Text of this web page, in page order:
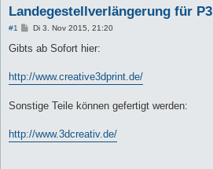
Landegestellverlängerung für P3
#1
B
i
a
g
Di 3. Nov 2015, 21:20
Gibts ab Sofort hier:
http://www.creative3dprint.de/
Sonstige Teile können gefertigt werden:
http://www.3dcreativ.de/